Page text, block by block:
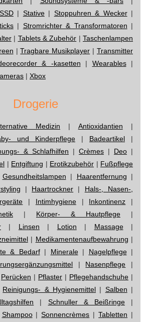
SSD| Stative| Stoppuhren & Wecker|
| Stromrichter & Transformatoren |
| Tablets & Zubehör | Taschenlampen
|Tragbare Musikplayer | Transmitter
& -kasetten | Wearables|
| Xbox
Drogerie
Medizin | Antioxidantien |
und Kinderpflege | Badeartikel |
& Schlafhilfen | Crèmes | Deo |
| Entgiftung | Erotikzubehör | Fußpflege
Gesundheitslampen | Haarentfernung |
| Haartrockner | Hals-, Nasen-,
| Intimhygiene| Inkontinenz |
| Körper- & Hautpflege |
| Linsen | Lotion | Massage|
| Medikamentenaufbewahrung |
& Bedarf| Minerale| Nagelpflege|
| Nasenpflege |
Perücken | Pflaster | Pflegehandschuhe |
Reinigungs- & Hygienemittel | Salben |
| Schnuller & Beißringe|
Shampoo|Sonnencrèmes |Tabletten |